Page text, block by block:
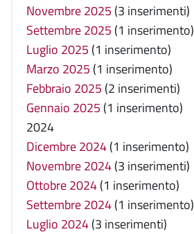
Novembre 2025 (3 inserimenti)
Settembre 2025 (1 inserimento)
Luglio 2025 (1 inserimento)
Marzo 2025 (1 inserimento)
Febbraio 2025 (2 inserimenti)
Gennaio 2025 (1 inserimento)
2024
Dicembre 2024(1 inserimento)
Novembre 2024(3 inserimenti)
Ottobre 2024(1 inserimento)
Settembre 2024(1 inserimento)
Luglio 2024(3 inserimenti)